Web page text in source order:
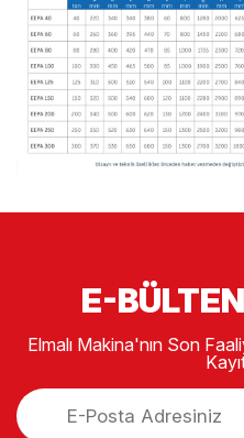
E-
Elmalı Makina'nın Son